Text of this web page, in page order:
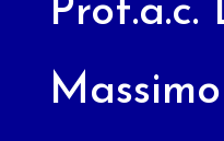
Prof.a.c.